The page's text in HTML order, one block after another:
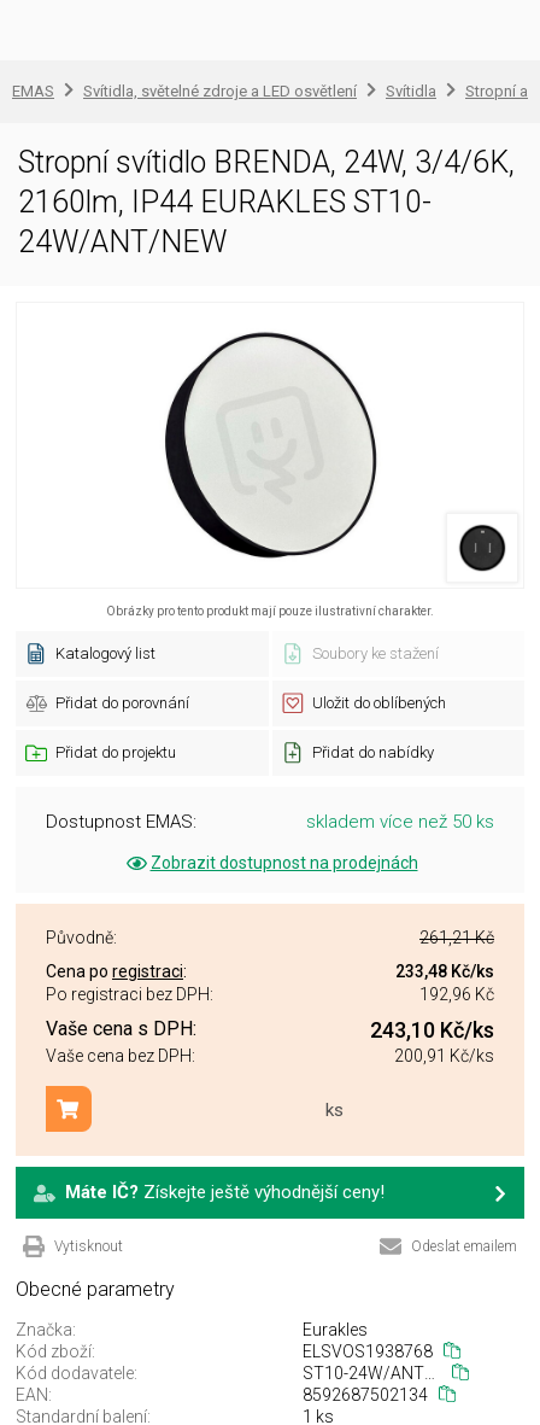
EMAS Svítidla, světelné zdroje a LED osvětlení Svítidla Stropní a
Stropní svítidlo BRENDA, 24W, 3/4/6K,
2160lm, IP44 EURAKLES ST10-
24W/ANT/NEW
Obrázky pro tento produkt mají pouze ilustrativní charakter.
Katalogový list Soubory ke stažení
Přidat do porovnání Uložit do oblíbených
Přidat do projektu Přidat do nabídky
Dostupnost EMAS: skladem více než 50 ks
Zobrazit dostupnost na prodejnách
Původně:
261,21 Kč
Cena po registraci: 233,48 Kč/ks
Po registraci bez DPH:
192,96 Kč
Vaše cena s DPH: 243,10 Kč/ks
Vaše cena bez DPH: 200,91 Kč/ks
ks
Přidat do košíku
Máte IČ? Získejte ještě výhodnější ceny!
Vytisknout Odeslat emailem
Obecné parametry
Značka:
Eurakles
Kód zboží:
ELSVOS1938768
Kód dodavatele:
ST10-24W/ANT/NEW
EAN:
8592687502134
Standardní balení:
1 ks